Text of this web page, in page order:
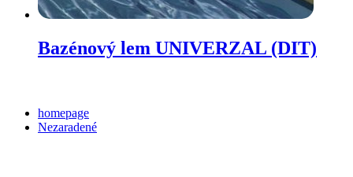
Bazénový lem UNIVERZAL (DIT)
homepage
Nezaradené